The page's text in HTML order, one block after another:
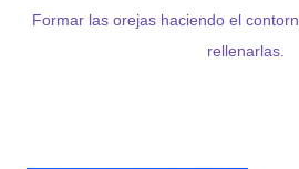
Formar las orejas haciendo el contorno de éstas y al terminar
rellenarlas.